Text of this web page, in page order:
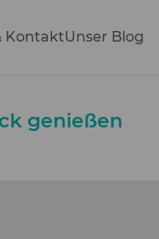
KontaktUnser Blog
genießen